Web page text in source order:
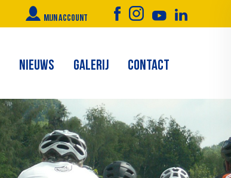
Mijn account
NIEUWS GALERIJ CONTACT